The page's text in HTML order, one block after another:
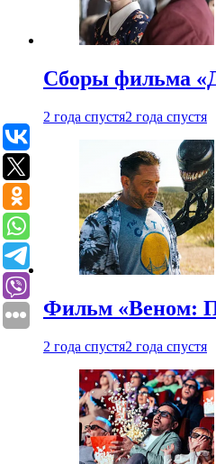
Сборы фильма
2 года спустя2 года спустя
Фильм «Веном:
2 года спустя2 года спустя